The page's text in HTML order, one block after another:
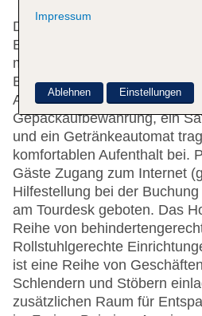
Das Apartmenthotel bietet
Etagen, die mit einem Aufzug
mehrsprachige Personal an
Empfangsbereich steht zur
Auschecken.
Gepäckaufbewahrung, ein
und ein Getränkeautomat
komfortablen Aufenthalt bei.
Gäste Zugang zum Internet
Hilfestellung bei der
am Tourdesk geboten. Das
Reihe von
Rollstuhlgerechte
ist eine Reihe von
Schlendern und Stöbern
zusätzlichen Raum für
Impressum
Ablehnen Einstellungen